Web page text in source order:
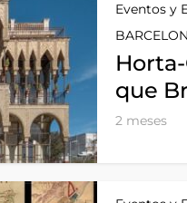
Eventos y
que
2 meses